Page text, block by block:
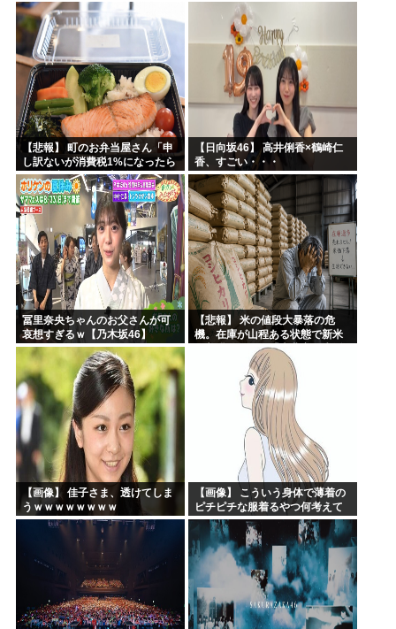
ｗｗｗｗｗｗｗｗｗｗｗｗｗｗ
【悲報】 町のお弁当屋さん「申
し訳ないが消費税1%になったら
その分商品代を値上げするわ」
【日向坂46】 高井俐香×鶴崎仁
香、すごい・・・
冨里奈央ちゃんのお父さんが可
哀想すぎるｗ【乃木坂46】
【悲報】 米の値段大暴落の危
機。在庫が山程ある状態で新米
の収穫始まる。「米農家が生活
【画像】 佳子さま、透けてしま
うｗｗｗｗｗｗｗｗ
【画像】 こういう身体で薄着の
ピチピチな服着るやつ何考えて
るんだよ